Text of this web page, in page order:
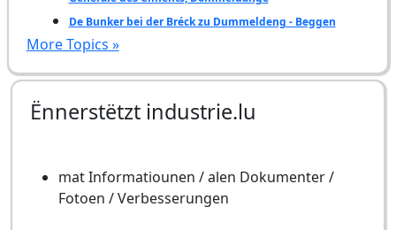
De Bunker bei der Bréck zu Dummeldeng - Beggen
More Topics »
Ënnerstëtzt industrie.lu
mat Informatiounen / alen Dokumenter /
Fotoen / Verbesserungen